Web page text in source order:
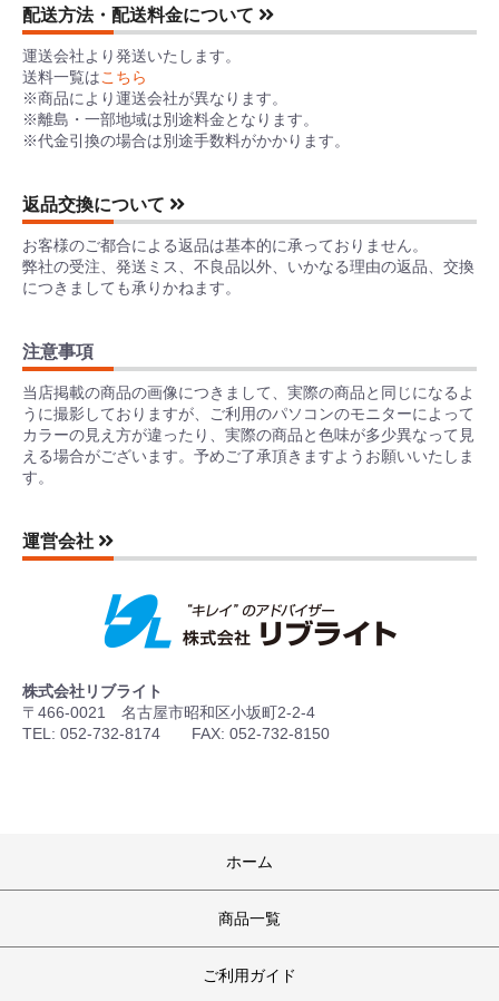
配送方法・配送料金について
運送会社より発送いたします。
送料一覧はこちら
※商品により運送会社が異なります。
※離島・一部地域は別途料金となります。
※代金引換の場合は別途手数料がかかります。
返品交換について
お客様のご都合による返品は基本的に承っておりません。
弊社の受注、発送ミス、不良品以外、いかなる理由の返品、交換
につきましても承りかねます。
注意事項
当店掲載の商品の画像につきまして、実際の商品と同じになるよ
うに撮影しておりますが、ご利用のパソコンのモニターによって
カラーの見え方が違ったり、実際の商品と色味が多少異なって見
える場合がございます。予めご了承頂きますようお願いいたしま
す。
運営会社
株式会社リブライト
〒466-0021 名古屋市昭和区小坂町2-2-4
TEL: 052-732-8174 FAX: 052-732-8150
ホーム
商品一覧
ご利用ガイド